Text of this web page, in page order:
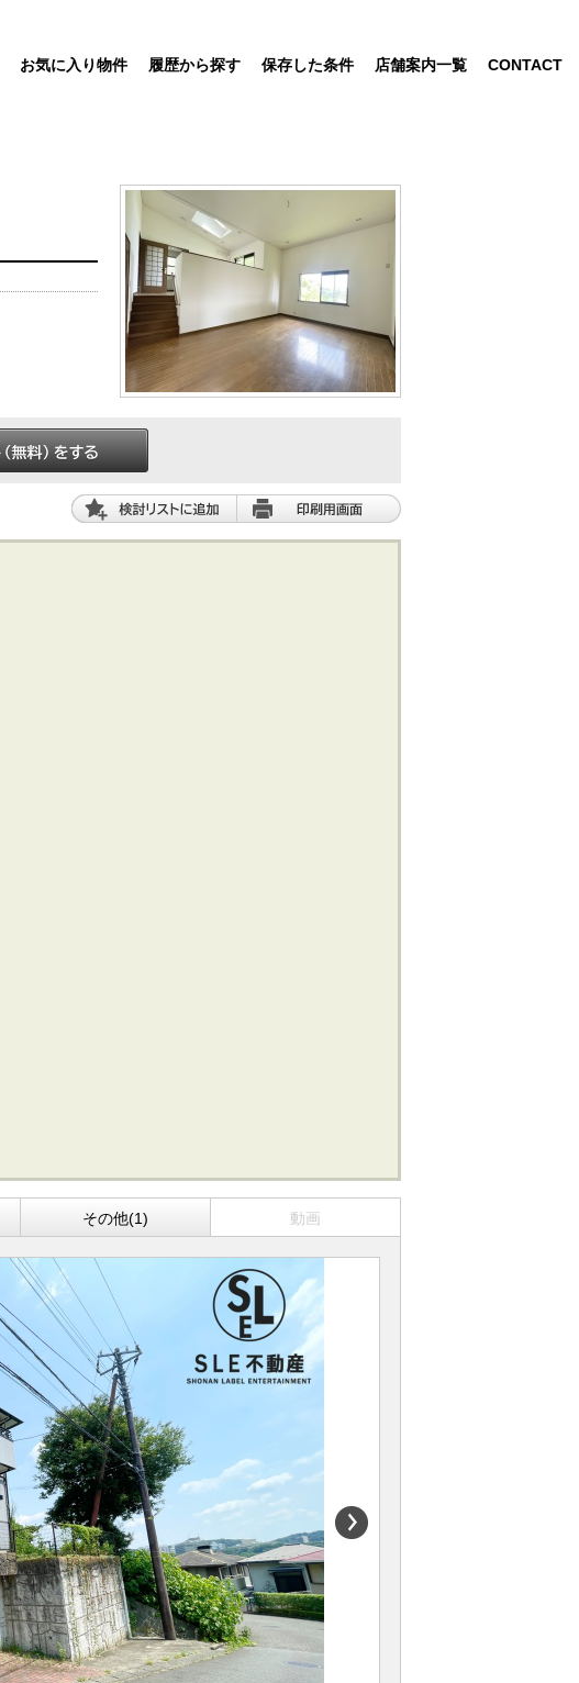
お気に入り物件 履歴から探す 保存した条件 店舗案内一覧 CONTACT
その他(1) 動画